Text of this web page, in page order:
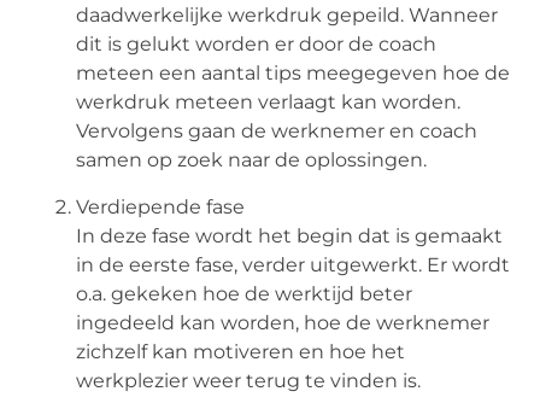
daadwerkelijke werkdruk gepeild. Wanneer
dit is gelukt worden er door de coach
meteen een aantal tips meegegeven hoe de
werkdruk meteen verlaagt kan worden.
Vervolgens gaan de werknemer en coach
samen op zoek naar de oplossingen.
Verdiepende fase
In deze fase wordt het begin dat is gemaakt
in de eerste fase, verder uitgewerkt. Er wordt
o.a. gekeken hoe de werktijd beter
ingedeeld kan worden, hoe de werknemer
zichzelf kan motiveren en hoe het
werkplezier weer terug te vinden is.